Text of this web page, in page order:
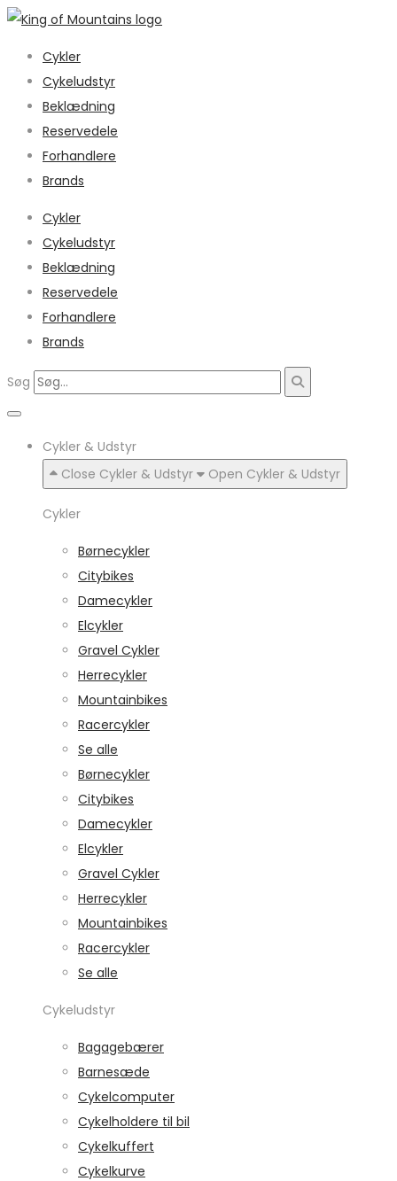
Cykler
Cykeludstyr
Beklædning
Reservedele
Forhandlere
Brands
Cykler
Cykeludstyr
Beklædning
Reservedele
Forhandlere
Brands
Søg
Cykler & Udstyr
Close Cykler & Udstyr
Open Cykler & Udstyr
Cykler
Børnecykler
Citybikes
Damecykler
Elcykler
Gravel Cykler
Herrecykler
Mountainbikes
Racercykler
Se alle
Børnecykler
Citybikes
Damecykler
Elcykler
Gravel Cykler
Herrecykler
Mountainbikes
Racercykler
Se alle
Cykeludstyr
Bagagebærer
Barnesæde
Cykelcomputer
Cykelholdere til bil
Cykelkuffert
Cykelkurve